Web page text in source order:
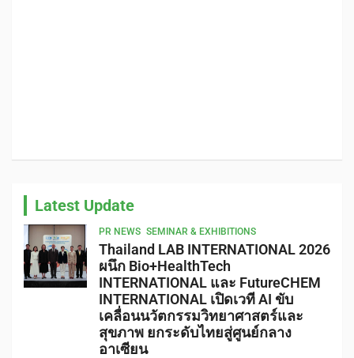
Latest Update
PR NEWS SEMINAR & EXHIBITIONS
Thailand LAB INTERNATIONAL 2026
ผนึก Bio+HealthTech
INTERNATIONAL และ FutureCHEM
INTERNATIONAL เปิดเวที AI ขับ
เคลื่อนนวัตกรรมวิทยาศาสตร์และ
สุขภาพ ยกระดับไทยสู่ศูนย์กลาง
อาเซียน